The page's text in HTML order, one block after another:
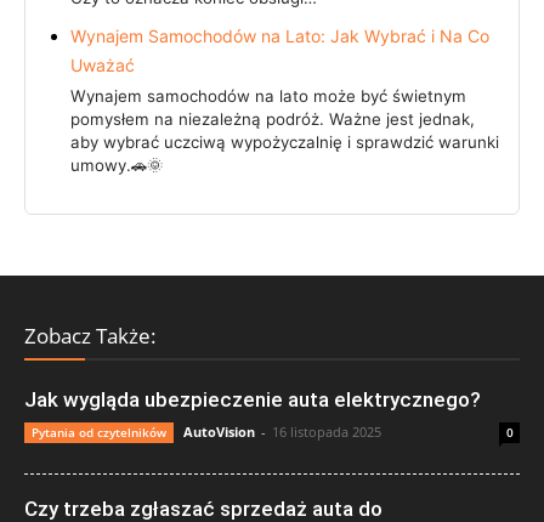
Wynajem Samochodów na Lato: Jak Wybrać i Na Co
Uważać
Wynajem samochodów na lato może być świetnym
pomysłem na niezależną podróż. Ważne jest jednak,
aby wybrać uczciwą wypożyczalnię i sprawdzić warunki
umowy.🚗🌞
Zobacz Także:
Jak wygląda ubezpieczenie auta elektrycznego?
Pytania od czytelników AutoVision - 16 listopada 2025 0
Czy trzeba zgłaszać sprzedaż auta do